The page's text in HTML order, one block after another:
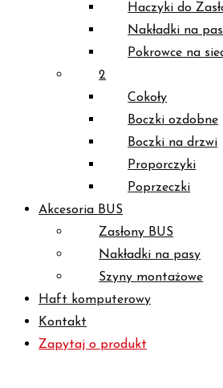
Haczyki do
Nakładki na
Pokrowce na
2
Cokoły
Boczki ozdobne
Boczki na drzwi
Proporczyki
Poprzeczki
Akcesoria BUS
Zasłony BUS
Nakładki na pasy
Szyny montażowe
Haft komputerowy
Kontakt
Zapytaj o produkt